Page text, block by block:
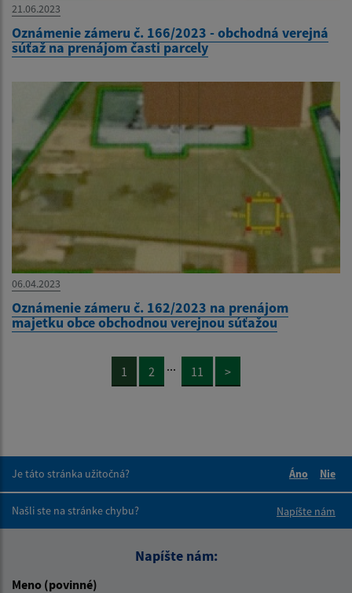
21.06.2023
Oznámenie zámeru č. 166/2023 - obchodná verejná
súťaž na prenájom časti parcely
06.04.2023
Oznámenie zámeru č. 162/2023 na prenájom
majetku obce obchodnou verejnou súťažou
1 2 ... 11 >
Je táto stránka užitočná?
Áno
Nie
Našli ste na stránke chybu?
Napíšte nám
Napíšte nám:
Meno (povinné)